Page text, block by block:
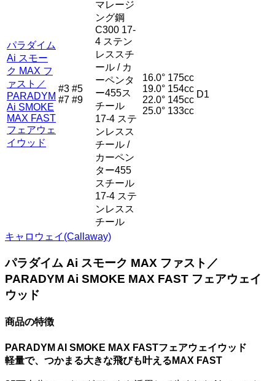
パラダイム
Ai スモー
ク MAX フ
ァスト／
PARADYM
Ai SMOKE
MAX FAST
フェアウェ
イウッド
#3 #5
#7 #9
マレージ
ング鋼
C300 17-
4 ステン
レススチ
ール / カ
ーペンタ
ー455ス
チール
17-4 ステ
ンレスス
チール /
カーペン
ター455
スチール
17-4 ステ
ンレスス
チール
16.0°
19.0°
22.0°
25.0°
175cc
154cc
145cc
133cc
D1
キャロウェイ(Callaway)
パラダイム Ai スモーク MAX ファスト／
PARADYM Ai SMOKE MAX FAST フェアウェイ
ウッド
商品の特徴
PARADYM AI SMOKE MAX FASTフェアウェイウッド
軽量で、つかまる大きな飛びも叶えるMAX FAST